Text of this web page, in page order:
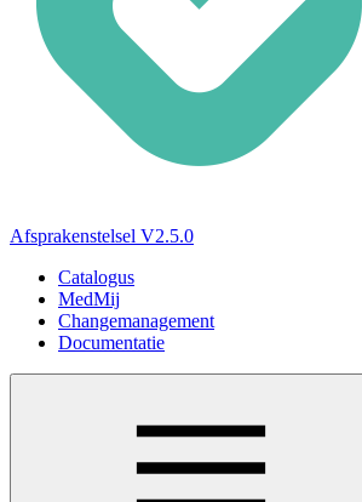
Afsprakenstelsel V2.5.0
Catalogus
MedMij
Changemanagement
Documentatie